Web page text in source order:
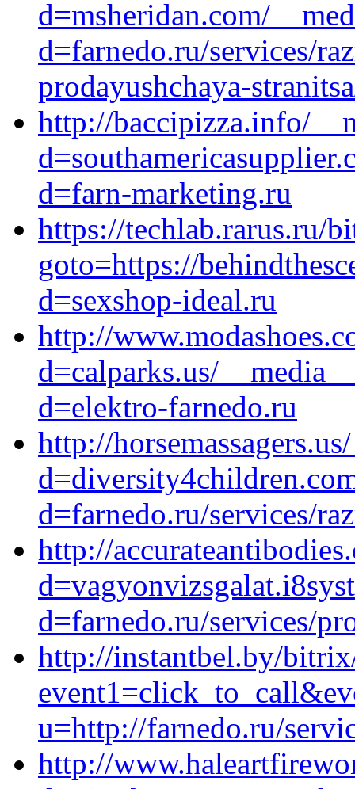
d=msheridan.com/
d=farnedo.ru/services/
prodayushchaya-
http://baccipizza.info/
d=farn-marketing.ru
https://techlab.rarus.ru/
goto=https://
d=sexshop-ideal.ru
http://
d=calparks.us/
d=elektro-farnedo.ru
http://
d=farnedo.ru/services/
http://
d=farnedo.ru/services/
http://instantbel.by/
u=http://farnedo.ru/
http://